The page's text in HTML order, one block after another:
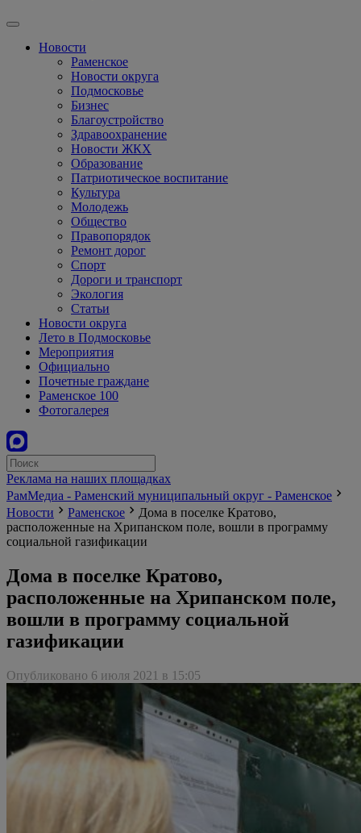
Новости
Раменское
Новости округа
Подмосковье
Бизнес
Благоустройство
Здравоохранение
Новости ЖКХ
Образование
Патриотическое воспитание
Культура
Молодежь
Общество
Правопорядок
Ремонт дорог
Спорт
Дороги и транспорт
Экология
Статьи
Новости округа
Лето в Подмосковье
Мероприятия
Официально
Почетные граждане
Раменское 100
Фотогалерея
Реклама на наших площадках
РамМедиа - Раменский муниципальный округ - Раменское
Новости
Раменское
Дома в поселке Кратово,
расположенные на Хрипанском поле, вошли в программу
социальной газификации
Дома в поселке Кратово,
расположенные на Хрипанском поле,
вошли в программу социальной
газификации
Опубликовано 6 июля 2021 в 15:05